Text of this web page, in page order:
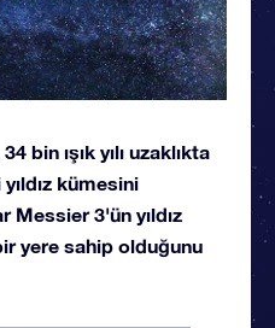
bin ışık yılı uzaklıkta
kümesini
3'ün yıldız
yere sahip olduğunu